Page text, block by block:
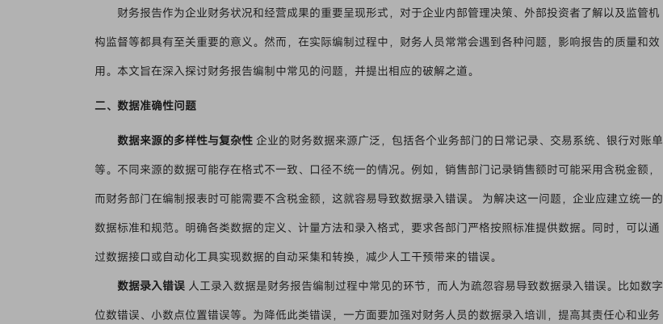
财务报告作为企业财务状况和经营成果的重要呈现形式，对于企业内部管理决策、外部投资者了解以及监管机
构监督等都具有至关重要的意义。然而，在实际编制过程中，财务人员常常会遇到各种问题，影响报告的质量和效
用。本文旨在深入探讨财务报告编制中常见的问题，并提出相应的破解之道。
二、数据准确性问题
数据来源的多样性与复杂性 企业的财务数据来源广泛，包括各个业务部门的日常记录、交易系统、银行对账单
等。不同来源的数据可能存在格式不一致、口径不统一的情况。例如，销售部门记录销售额时可能采用含税金额，
而财务部门在编制报表时可能需要不含税金额，这就容易导致数据录入错误。 为解决这一问题，企业应建立统一的
数据标准和规范。明确各类数据的定义、计量方法和录入格式，要求各部门严格按照标准提供数据。同时，可以通
过数据接口或自动化工具实现数据的自动采集和转换，减少人工干预带来的错误。
数据录入错误 人工录入数据是财务报告编制过程中常见的环节，而人为疏忽容易导致数据录入错误。比如数字
位数错误、小数点位置错误等。为降低此类错误，一方面要加强对财务人员的数据录入培训，提高其责任心和业务